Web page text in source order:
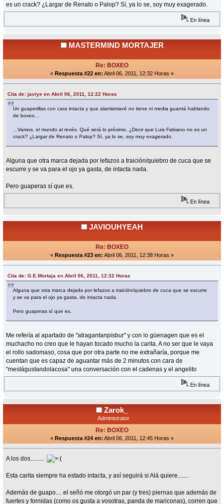
es un crack? ¿Largar de Renato o Palop? Sí, ya lo se, soy muy exagerado.
En línea
MASTERMIND MORTAJER
Re: BOXEO
« Respuesta #22 en: Abril 06, 2011, 12:32 Horas »
Cita de: javiye en Abril 06, 2011, 12:22 Horas
Un guaperillas con cara intacta y que alamismavé no tiene ni media guantá hablando
de boxeo...
...Vamos, el mundo al revés. Qué será lo próximo, ¿Decir que Luis Fabiano no es un
crack? ¿Largar de Renato o Palop? Sí, ya lo se, soy muy exagerado.
Alguna que otra marca dejada por lefazos a traición/quiebro de cuca que se
escurre y se va para el ojo ya gasta, de intacta nada.
Pero guaperas sí que es.
En línea
JAVIOUHYEAH
Re: BOXEO
« Respuesta #23 en: Abril 06, 2011, 12:38 Horas »
Cita de: G.E.Mortaja en Abril 06, 2011, 12:32 Horas
Alguna que otra marca dejada por lefazos a traición/quiebro de cuca que se escurre
y se va para el ojo ya gasta, de intacta nada.
Pero guaperas sí que es.
Me refería al apartado de "atragantanpisbur" y con lo güenagen que es el
muchacho no creo que le hayan tocado mucho la carita. A no ser que le vaya
el rollo sadomaso, cosa que por otra parte no me extrañaría, porque me
cuentan que es capaz de aguantar más de 2 minutos con cara de
"mestágustandolacosa" una conversación con el cadenas y el angelito
En línea
Zarok_
Administrator
Re: BOXEO
« Respuesta #24 en: Abril 06, 2011, 12:45 Horas »
A los dos.........
Esta carita siempre ha estado intacta, y así seguirá si Alá quiere.......
Además de guapo.... el señó me otorgó un par (y tres) piernas que además de
fuertes y fornidas (como os gusta a vosotras, panda de mariconas), corren que